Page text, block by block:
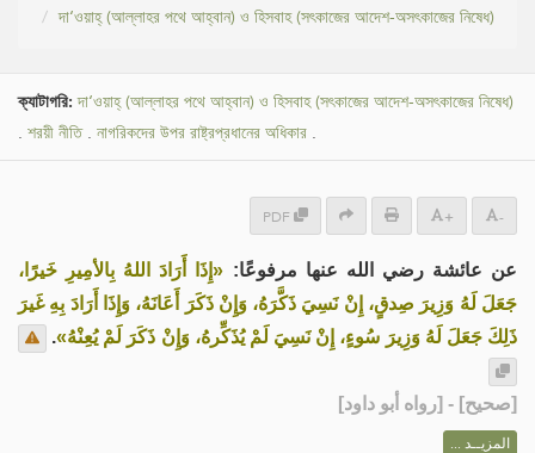
দা‘ওয়াহ্ (আল্লাহর পথে আহ্বান) ও হিসবাহ (সৎকাজের আদেশ-অসৎকাজের নিষেধ)
ক্যাটাগরি:দা‘ওয়াহ্ (আল্লাহর পথে আহ্বান) ও হিসবাহ (সৎকাজের আদেশ-অসৎকাজের নিষেধ)
. শরয়ী নীতি. নাগরিকদের উপর রাষ্ট্রপ্রধানের অধিকার .
PDF + -
عن عائشة رضي الله عنها مرفوعًا: «إِذَا أَرَادَ اللهُ بِالأمِيرِ خَيرًا،
جَعَلَ لَهُ وَزِيرَ صِدقٍ، إِنْ نَسِيَ ذَكَّرَهُ، وَإِنْ ذَكَرَ أَعَانَهُ، وَإِذَا أَرَادَ بِهِ غَيرَ
ذَلِكَ جَعَلَ لَهُ وَزِيرَ سُوءٍ، إِنْ نَسِيَ لَمْ يُذَكِّرهُ، وَإِنْ ذَكَرَ لَمْ يُعِنْهُ».
[صحيح] - [رواه أبو داود]
المزيــد ...